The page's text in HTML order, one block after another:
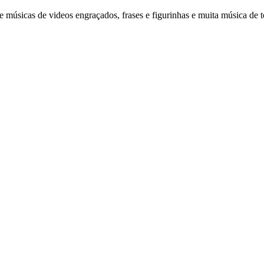
de videos engraçados, frases e figurinhas e muita música de